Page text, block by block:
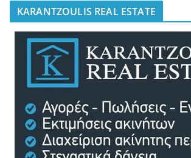
KARANTZOULIS REAL ESTATE